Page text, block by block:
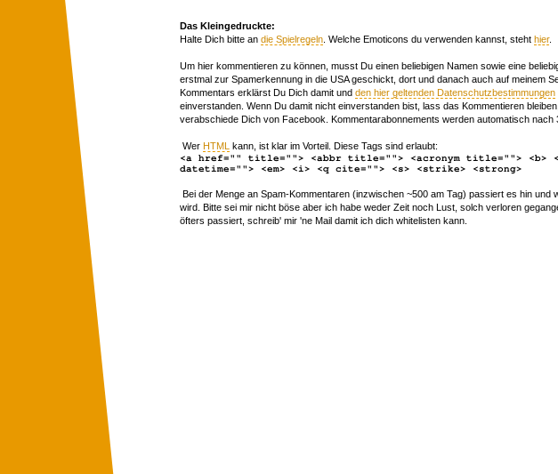
Das Kleingedruckte:
Halte Dich bitte an die Spielregeln . Welche Emoticons du verwenden kannst, steht hier.
Um hier kommentieren zu können, musst Du einen beliebigen Namen sowie eine
erstmal zur Spamerkennung in die USA geschickt, dort und danach auch auf meinem
Kommentars erklärst Du Dich damit und den hier geltenden Datenschutzbestimmungen
einverstanden. Wenn Du damit nicht einverstanden bist, lass das Kommentieren
verabschiede Dich von Facebook. Kommentarabonnements werden automatisch nach
Wer HTML kann, ist klar im Vorteil. Diese Tags sind erlaubt:
<a href="" title=""> <abbr title=""> <acronym title=""> <b>
datetime=""> <em> <i> <q cite=""> <s> <strike> <strong>
Bei der Menge an Spam-Kommentaren (inzwischen ~500 am Tag) passiert es hin
wird. Bitte sei mir nicht böse aber ich habe weder Zeit noch Lust, solch verloren
öfters passiert, schreib' mir 'ne Mail damit ich dich whitelisten kann.